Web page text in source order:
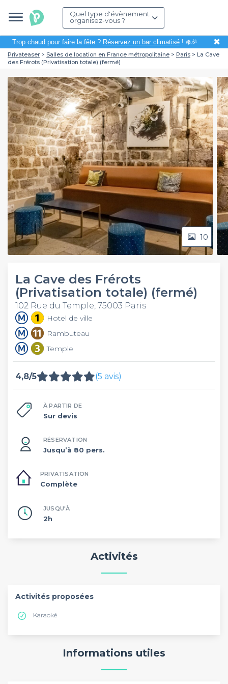
Quel type d'évènement
organisez-vous ?
Trop chaud pour faire la fête ? Réservez un bar climatisé! ❄️🎉 ✖
Privateaser Salles de location en France métropolitaine Paris
La Cave
des Frérots (Privatisation totale) (fermé)
10
La Cave des Frérots
(Privatisation totale) (fermé)
102 Rue du Temple, 75003 Paris
Hotel de ville
Rambuteau
Temple
4,8/5 (5 avis)
À PARTIR DE
Sur devis
RÉSERVATION
Jusqu’à 80 pers.
PRIVATISATION
Complète
JUSQU'À
2h
Activités
Activités proposées
Karaoké
Informations utiles